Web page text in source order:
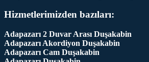
Hizmetlerimizden bazıları:
Adapazarı 2 Duvar Arası Duşakabin
Adapazarı Akordiyon Duşakabin
Adapazarı Cam Duşakabin